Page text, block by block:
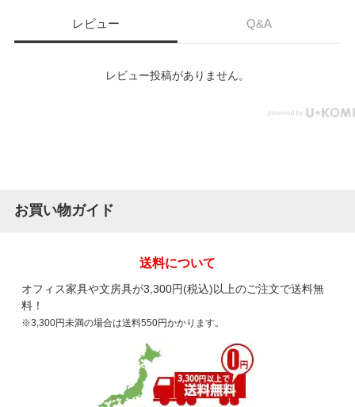
レビュー Q&A
レビュー投稿がありません。
お買い物ガイド
送料について
オフィス家具や文房具が3,300円(税込)以上のご注文で送料無
料！
※3,300円未満の場合は送料550円かかります。